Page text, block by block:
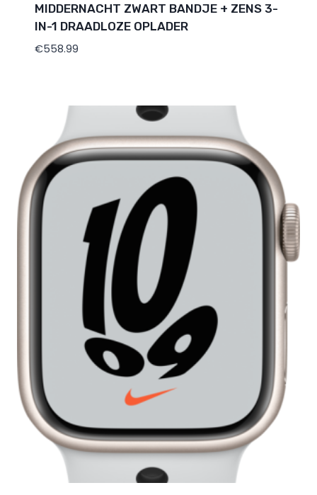
MIDDERNACHT ZWART BANDJE + ZENS 3-
IN-1 DRAADLOZE OPLADER
€558.99